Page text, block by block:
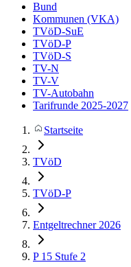
Bund
Kommunen (VKA)
TVöD-SuE
TVöD-P
TVöD-S
TV-N
TV-V
TV-Autobahn
Tarifrunde 2025-2027
Startseite
TVöD
TVöD-P
Entgeltrechner 2026
P 15 Stufe 2